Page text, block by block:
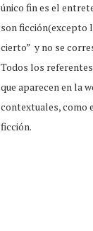
único fin es el
son ficción(excepto
cierto” y no se
Todos los
que aparecen en la
contextuales, como
ficción.